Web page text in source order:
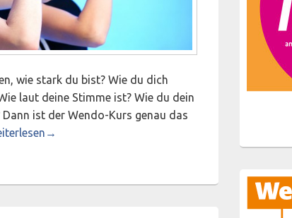
wie stark du bist? Wie du dich
laut deine Stimme ist? Wie du dein
ist der Wendo-Kurs genau das
Wendo-Selbstbehauptungskurs für
→